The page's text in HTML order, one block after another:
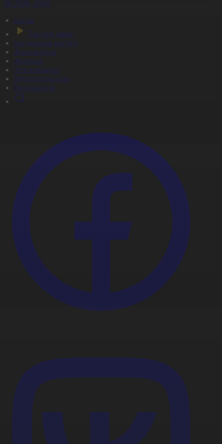
20:01
Басты
Тікелей эфир
Бағдарлама кестесі
Жаңалықтар
Жобалар
Телехикаялар
Мультсериалдар
Видеоархив